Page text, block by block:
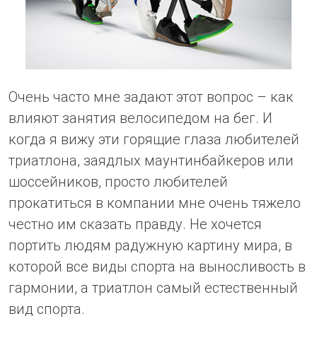
Очень часто мне задают этот вопрос – как
влияют занятия велосипедом на бег. И
когда я вижу эти горящие глаза любителей
триатлона, заядлых маунтинбайкеров или
шоссейников, просто любителей
прокатиться в компании мне очень тяжело
честно им сказать правду. Не хочется
портить людям радужную картину мира, в
которой все виды спорта на выносливость в
гармонии, а триатлон самый естественный
вид спорта.